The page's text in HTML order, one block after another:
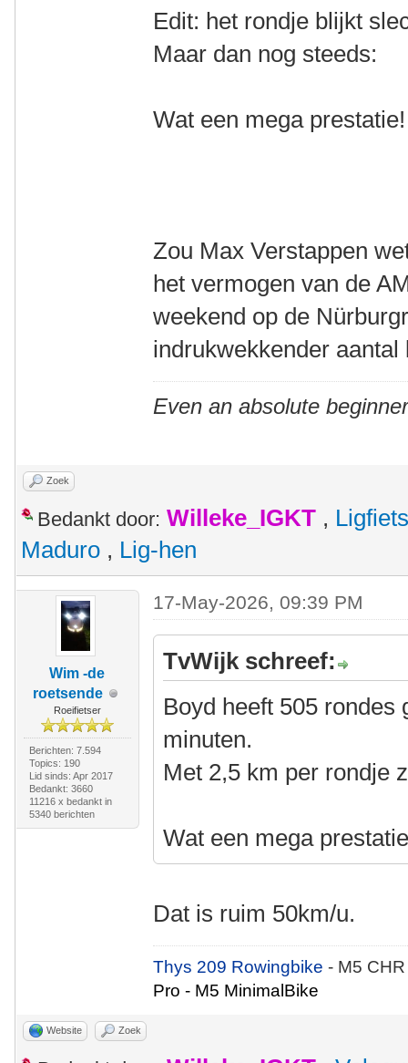
Edit: het rondje blijkt
Maar dan nog steeds:
Wat een mega prestatie!
Zou Max Verstappen
het vermogen van de
weekend op de
indrukwekkender
Even an absolute
Zoek
Bedankt door: Willeke_IGKT ,
Maduro , Lig-hen
Wim -de
roetsende
Roeifietser
Berichten: 7.594
Topics: 190
Lid sinds: Apr 2017
Bedankt: 3660
11216 x bedankt in
5340 berichten
17-May-2026, 09:39 PM
TvWijk schreef:
Boyd heeft 505 rondes
minuten.
Met 2,5 km per rondje
Wat een mega
Dat is ruim 50km/u.
Thys 209 Rowingbike- M5
Pro - M5 MinimalBike
Website Zoek